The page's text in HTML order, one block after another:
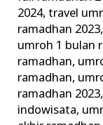
2024,travel
ramadhan 2023
umroh 1 bulan
ramadhan,
ramadhan,
ramadhan 2023,
indowisata,